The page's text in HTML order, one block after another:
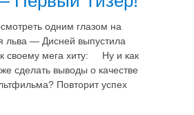
одним глазом на
льва — Дисней выпустила
своему мега хиту: Ну и как
сделать выводы о качестве
Повторит успех